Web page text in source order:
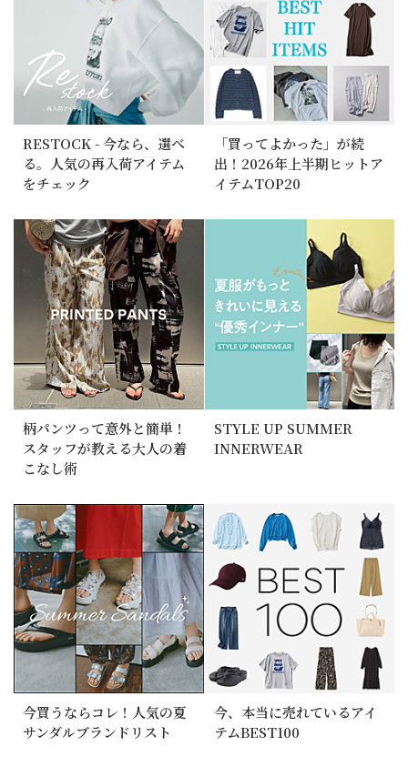
RESTOCK - 今なら、選べ
る。人気の再入荷アイテム
をチェック
「買ってよかった」が続
出！2026年上半期ヒットア
イテムTOP20
柄パンツって意外と簡単！
スタッフが教える大人の着
こなし術
STYLE UP SUMMER
INNERWEAR
今買うならコレ！人気の夏
サンダルブランドリスト
今、本当に売れているアイ
テムBEST100